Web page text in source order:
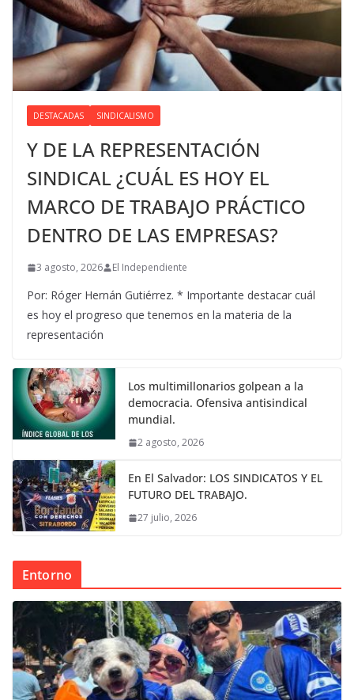
DESTACADAS SINDICALISMO
Y DE LA REPRESENTACIÓN
SINDICAL ¿CUÁL ES HOY EL
MARCO DE TRABAJO PRÁCTICO
DENTRO DE LAS EMPRESAS?
3 agosto, 2026 El Independiente
Por: Róger Hernán Gutiérrez. * Importante destacar cuál
es hoy el progreso que tenemos en la materia de la
representación
Los multimillonarios golpean a la
democracia. Ofensiva antisindical
mundial.
2 agosto, 2026
En El Salvador: LOS SINDICATOS Y EL
FUTURO DEL TRABAJO.
27 julio, 2026
Entorno